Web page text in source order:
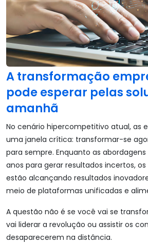
A transformação
pode esperar pelas
amanhã
No cenário hipercompetitivo atual, as
uma janela crítica: transformar-se
para sempre. Enquanto as
anos para gerar resultados incertos,
estão alcançando resultados
meio de plataformas unificadas e
A questão não é se você vai se
vai liderar a revolução ou assistir os
desaparecerem na distância.